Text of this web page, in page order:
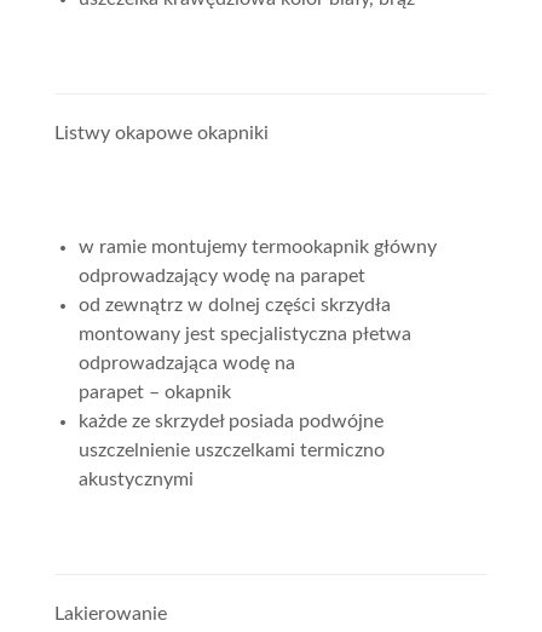
Listwy okapowe okapniki
w ramie montujemy termookapnik główny
odprowadzający wodę na parapet
od zewnątrz w dolnej części skrzydła
montowany jest specjalistyczna płetwa
odprowadzająca wodę na
parapet – okapnik
każde ze skrzydeł posiada podwójne
uszczelnienie uszczelkami termiczno
akustycznymi
Lakierowanie